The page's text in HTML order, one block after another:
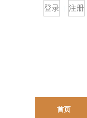
登录 注册
首页